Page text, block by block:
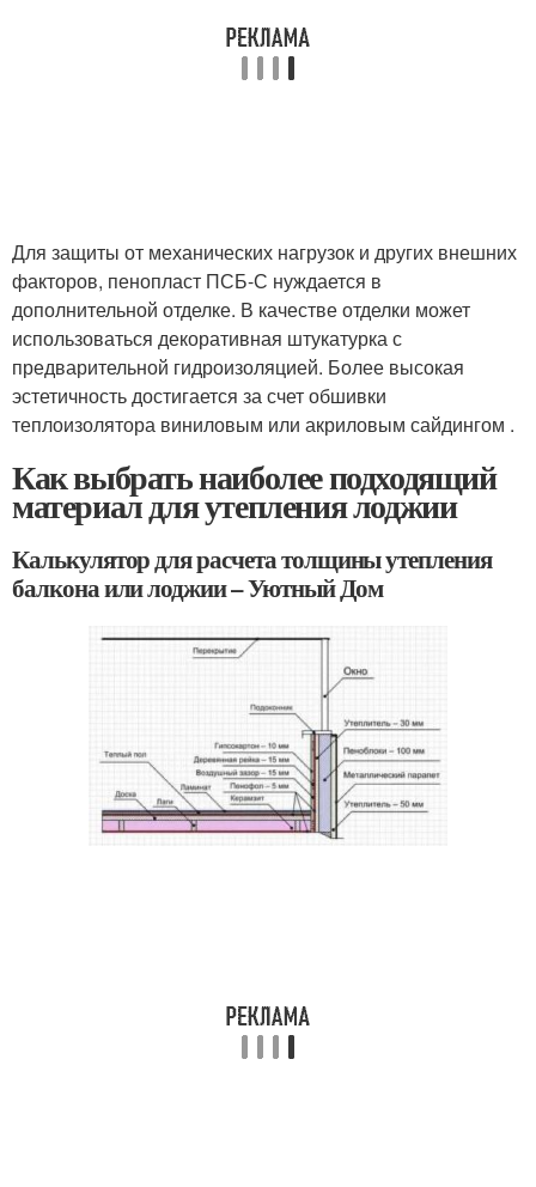
Для защиты от механических нагрузок и других внешних
факторов, пенопласт ПСБ-С нуждается в
дополнительной отделке. В качестве отделки может
использоваться декоративная штукатурка с
предварительной гидроизоляцией. Более высокая
эстетичность достигается за счет обшивки
теплоизолятора виниловым или акриловым сайдингом .
Как выбрать наиболее подходящий
материал для утепления лоджии
Калькулятор для расчета толщины утепления
балкона или лоджии – Уютный Дом